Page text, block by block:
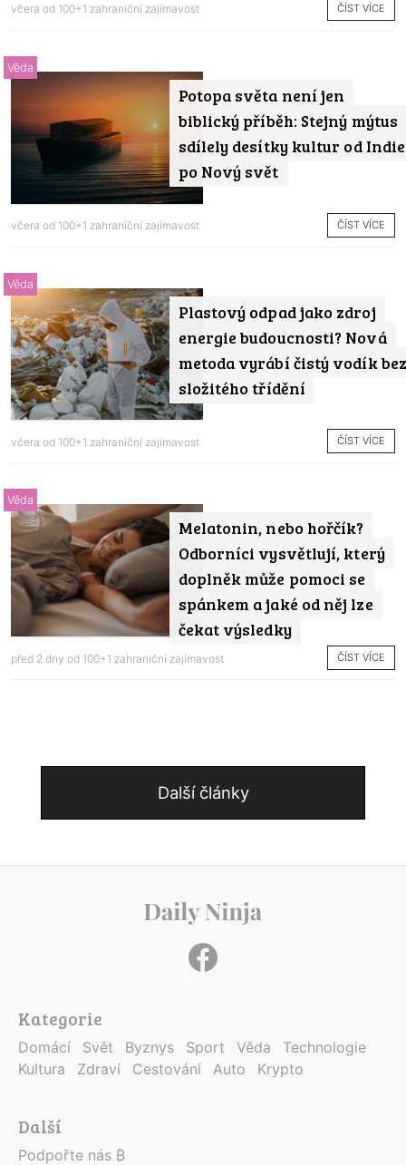
včera od 100+1 zahraniční zajímavost ČÍST VÍCE
Potopa světa není jen
biblický příběh: Stejný mýtus
sdílely desítky kultur od Indie
po Nový svět
Věda
včera od 100+1 zahraniční zajímavost ČÍST VÍCE
Plastový odpad jako zdroj
energie budoucnosti? Nová
metoda vyrábí čistý vodík bez
složitého třídění
Věda
včera od 100+1 zahraniční zajímavost ČÍST VÍCE
Melatonin, nebo hořčík?
Odborníci vysvětlují, který
doplněk může pomoci se
spánkem a jaké od něj lze
čekat výsledky
Věda
před 2 dny od 100+1 zahraniční zajímavost ČÍST VÍCE
Další články
Kategorie
Domácí Svět Byznys Sport Věda
Technologie
Kultura
Zdraví Cestování Auto Krypto
Další
Podpořte nás ₿